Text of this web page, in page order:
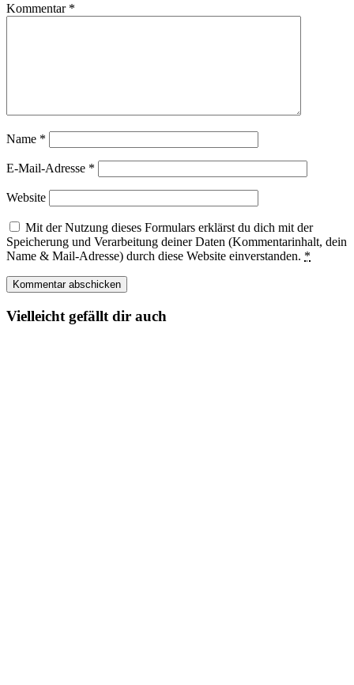
Kommentar *
Name *
E-Mail-Adresse *
Website
Mit der Nutzung dieses Formulars erklärst du dich mit der
Speicherung und Verarbeitung deiner Daten (Kommentarinhalt, dein
Name & Mail-Adresse) durch diese Website einverstanden. *
Vielleicht gefällt dir auch